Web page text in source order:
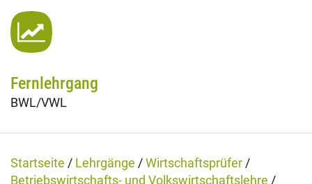
Fachtage online – Gesamtpaket
Wiederholerlehrgang
Klausuren - Level 2
Fernlehrgang
BWL/VWL
Startseite / Lehrgänge /Wirtschaftsprüfer/
Betriebswirtschafts- und Volkswirtschaftslehre /